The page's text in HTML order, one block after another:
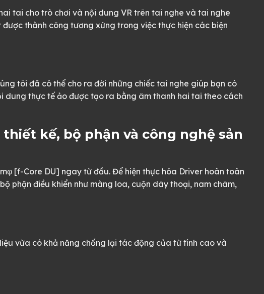
tai cho trò chơi và nội dung VR trên tai nghe và tai nghe
thành công tương xứng trong việc thực hiện các biện
tôi đã có thể cho ra đời những chiếc tai nghe giúp bạn có
dung thực tế ảo được tạo ra bằng âm thanh hai tai theo cách
kế, bộ phận và công nghệ sản
[f-Core DU] ngay từ đầu. Để hiện thực hóa Driver hoàn toàn
phận điều khiển như màng loa, cuộn dây thoại, nam châm,
vừa có khả năng chống lại tác động của từ tính cao và